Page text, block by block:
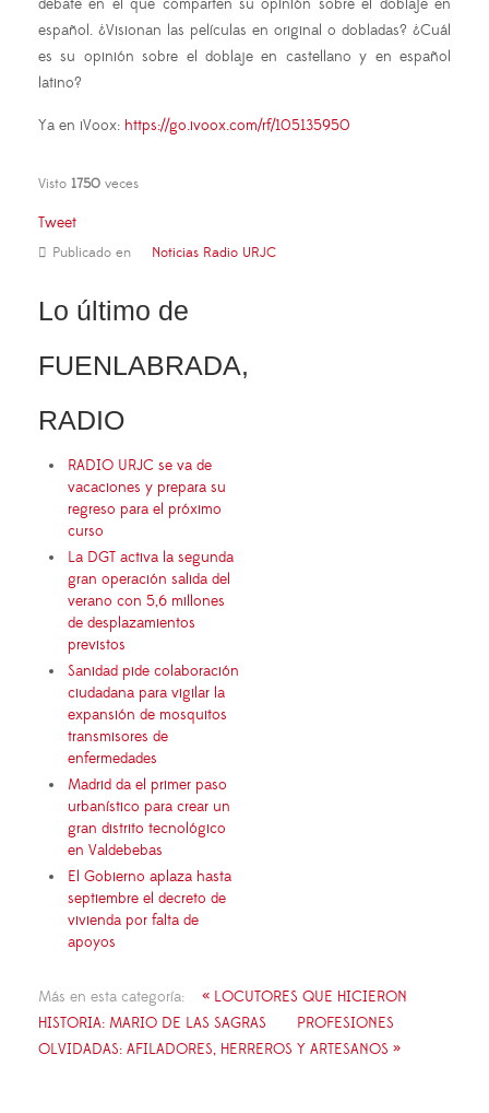
debate en el que comparten su opinión sobre el doblaje en
español. ¿Visionan las películas en original o dobladas? ¿Cuál
es su opinión sobre el doblaje en castellano y en español
latino?
Ya en iVoox: https://go.ivoox.com/rf/105135950
Visto 1750 veces
Tweet
Publicado en Noticias Radio URJC
Lo último de
FUENLABRADA,
RADIO
RADIO URJC se va de
vacaciones y prepara su
regreso para el próximo
curso
La DGT activa la segunda
gran operación salida del
verano con 5,6 millones
de desplazamientos
previstos
Sanidad pide colaboración
ciudadana para vigilar la
expansión de mosquitos
transmisores de
enfermedades
Madrid da el primer paso
urbanístico para crear un
gran distrito tecnológico
en Valdebebas
El Gobierno aplaza hasta
septiembre el decreto de
vivienda por falta de
apoyos
Más en esta categoría:
« LOCUTORES QUE HICIERON
HISTORIA: MARIO DE LAS SAGRAS
PROFESIONES
OLVIDADAS: AFILADORES, HERREROS Y ARTESANOS »